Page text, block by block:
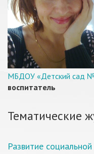
МБДОУ «Детский сад №
воспитатель
Тематические
Развитие